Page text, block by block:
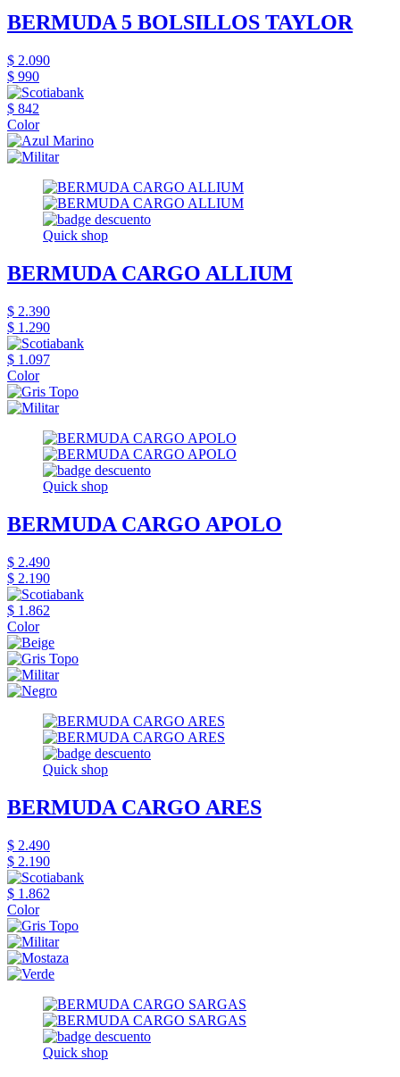
BERMUDA 5 BOLSILLOS TAYLOR
$ 2.090
$ 990
$ 842
Color
Quick shop
BERMUDA CARGO ALLIUM
$ 2.390
$ 1.290
$ 1.097
Color
Quick shop
BERMUDA CARGO APOLO
$ 2.490
$ 2.190
$ 1.862
Color
Quick shop
BERMUDA CARGO ARES
$ 2.490
$ 2.190
$ 1.862
Color
Quick shop